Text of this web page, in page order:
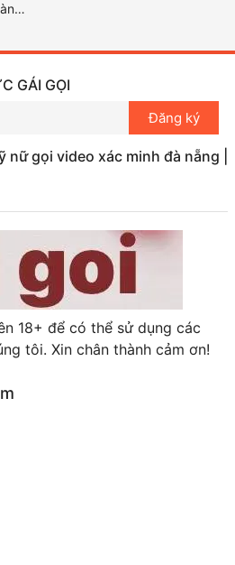
GÁI GỌI
Đăng ký
gọi video xác minh đà nẵng |
18+ để có thể sử dụng các
tôi. Xin chân thành cảm ơn!